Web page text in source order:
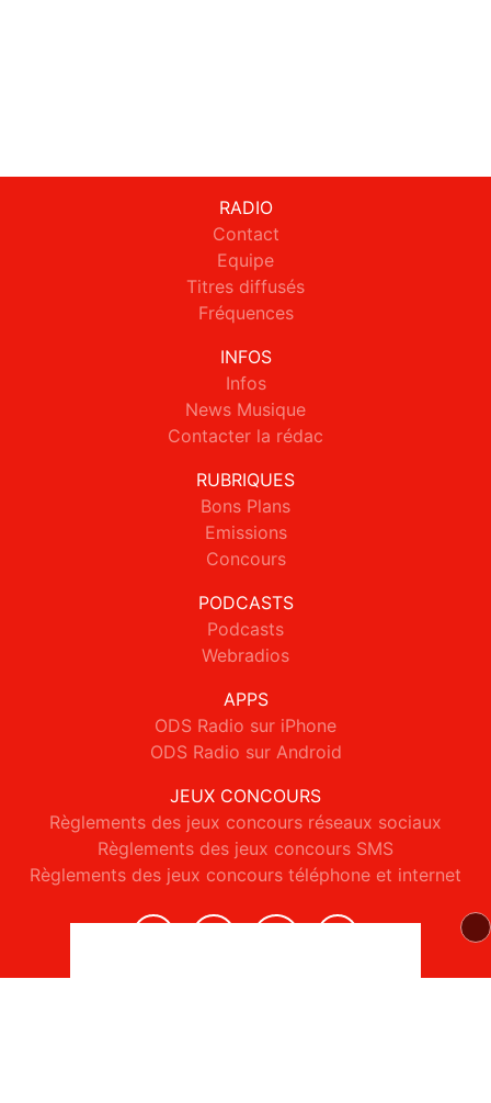
RADIO
Contact
Equipe
Titres diffusés
Fréquences
INFOS
Infos
News Musique
Contacter la rédac
RUBRIQUES
Bons Plans
Emissions
Concours
PODCASTS
Podcasts
Webradios
APPS
ODS Radio sur iPhone
ODS Radio sur Android
JEUX CONCOURS
Règlements des jeux concours réseaux sociaux
Règlements des jeux concours SMS
Règlements des jeux concours téléphone et internet